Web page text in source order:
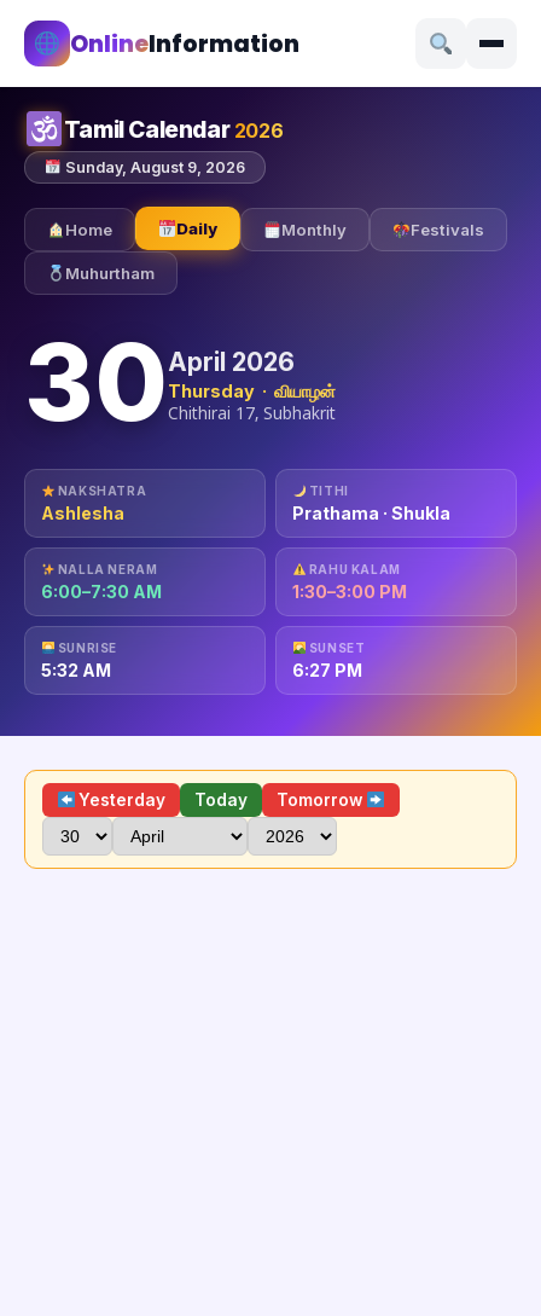
OnlineInformation
Tamil Calendar 2026
Sunday, August 9, 2026
Home Daily Monthly Festivals
Muhurtham
30April 2026
Thursday · வியாழன்
Chithirai 17, Subhakrit
NAKSHATRA
Ashlesha
TITHI
Prathama · Shukla
NALLA NERAM
6:00–7:30 AM
RAHU KALAM
1:30–3:00 PM
SUNRISE
5:32 AM
SUNSET
6:27 PM
Yesterday Today Tomorrow